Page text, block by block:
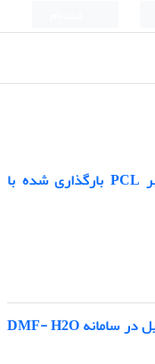
خواص ضد باکتریایی نانوفیبرهای مبتنی بر PCL بارگذاری شده با
اثر پارامترهای ترریسی کو پلیمر اکریلو نیتریل در سامانه DMF- H2O